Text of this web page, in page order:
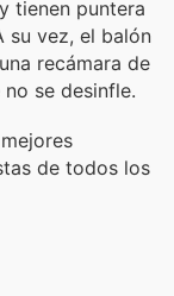
tienen puntera
su vez, el balón
recámara de
se desinfle.
de todos los